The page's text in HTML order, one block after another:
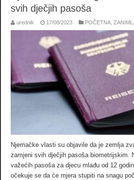
svih dječjih pasoša
urednik 17/08/2023 POČETNA ,
Njemačke vlasti su objavile da je zemlja
zamjeni svih dječjih pasoša biometrijskim.
važećih pasoša za djecu mlađu od 12
očekuje se da će mjera stupiti na snagu